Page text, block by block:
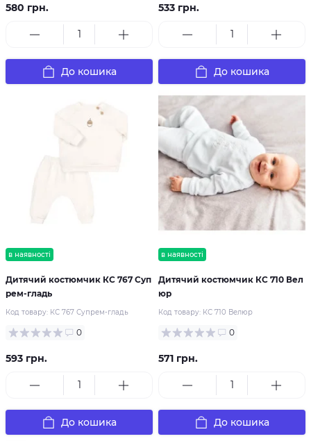
580 грн.
До кошика
533 грн.
До кошика
в наявності
Дитячий костюмчик КС 767 Суп
рем-гладь
Код товару: КС 767 Супрем-гладь
0
593 грн.
До кошика
в наявності
Дитячий костюмчик КС 710 Вел
юр
Код товару: КС 710 Велюр
0
571 грн.
До кошика